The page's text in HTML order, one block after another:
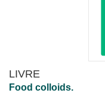
LIVRE
Food colloids.